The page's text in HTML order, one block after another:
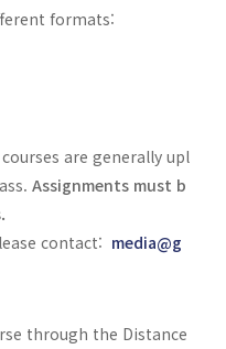
formats:
are generally upl
Assignments must b
contact: media@g
through the Distance